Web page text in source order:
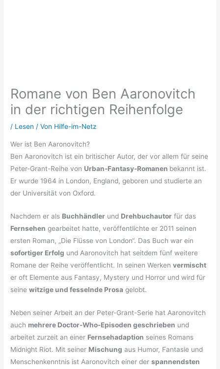
Romane von Ben Aaronovitch
in der richtigen Reihenfolge
/ Lesen / Von Hilfe-im-Netz
Wer ist Ben Aaronovitch?
Ben Aaronovitch ist ein britischer Autor, der vor allem für seine
Peter-Grant-Reihe von Urban-Fantasy-Romanen bekannt ist.
Er wurde 1964 in London, England, geboren und studierte an
der Universität von Oxford.
Nachdem er als Buchhändler und Drehbuchautor für das
Fernsehen gearbeitet hatte, veröffentlichte er 2011 seinen
ersten Roman, „Die Flüsse von London“. Das Buch war ein
sofortiger Erfolg und Aaronovitch hat seitdem fünf weitere
Romane der Reihe veröffentlicht. In seinen Werkenvermischt
er oft Elemente aus Fantasy, Mystery und Horror und wird für
seinewitzige und fesselnde Prosa gelobt.
Neben seiner Arbeit an der Peter-Grant-Serie hat Aaronovitch
auch mehrere Doctor-Who-Episoden geschrieben und
arbeitet zurzeit an einer Fernsehadaption seines Romans
Midnight Riot. Mit seiner Mischung aus Humor, Fantasie und
Menschenkenntnis ist Aaronovitch einer derspannendsten